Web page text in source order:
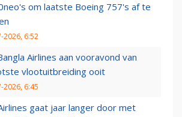
om laatste Boeing 757's af te
2026, 6:52
Airlines aan vooravond van
vlootuitbreiding ooit
2026, 6:45
gaat jaar langer door met